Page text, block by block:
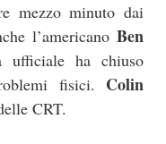
mezzo minuto dai
l’americano Ben
ufficiale ha chiuso
fisici. Colin
CRT.